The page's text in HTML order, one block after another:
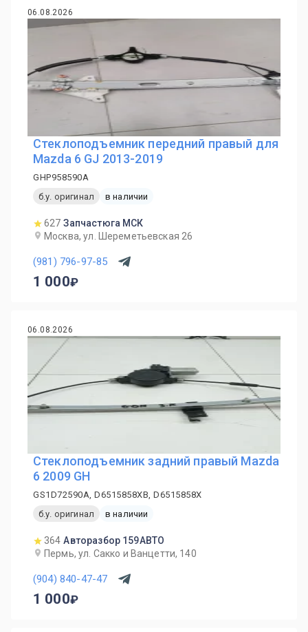
06.08.2026
Стеклоподъемник передний правый для
Mazda 6 GJ 2013-2019
GHP958590A
б.у. оригинал
в наличии
627 Запчастюга МСК
Москва, ул. Шереметьевская 26
(981) 796-97-85
1 000
06.08.2026
Стеклоподъемник задний правый Mazda
6 2009 GH
GS1D72590A, D6515858XB, D6515858X
б.у. оригинал
в наличии
364 Авторазбор 159АВТО
Пермь, ул. Сакко и Ванцетти, 140
(904) 840-47-47
1 000